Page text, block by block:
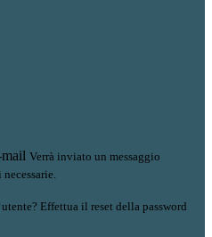
Verrà inviato un messaggio
Effettua il reset della password